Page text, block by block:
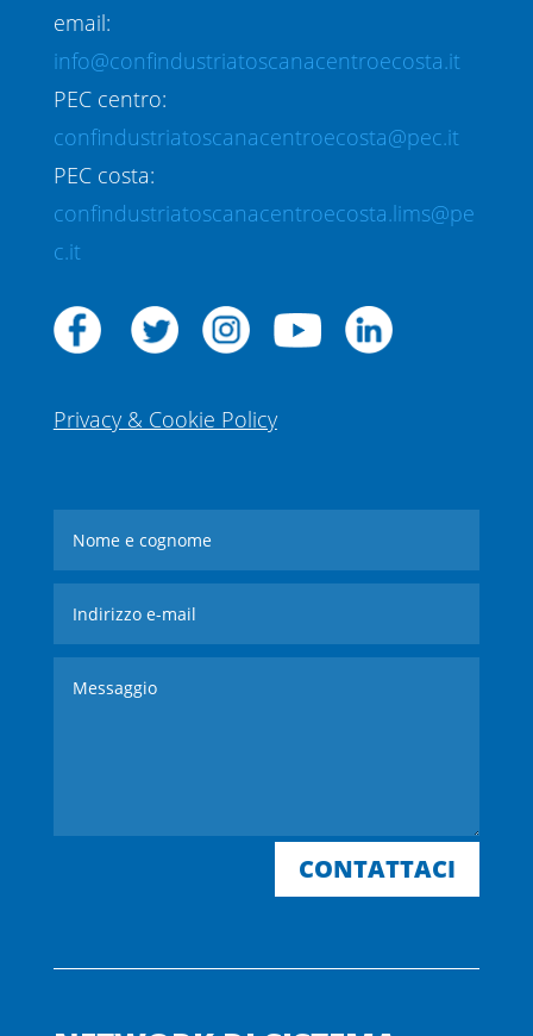
email:
info@confindustriatoscanacentroecosta.it
PEC centro:
confindustriatoscanacentroecosta@pec.it
PEC costa:
confindustriatoscanacentroecosta.lims@pe
c.it
Privacy & Cookie Policy
CONTATTACI